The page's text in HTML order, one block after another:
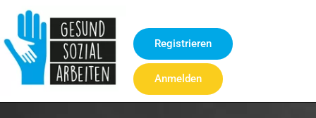
springen
Registrieren
Anmelden